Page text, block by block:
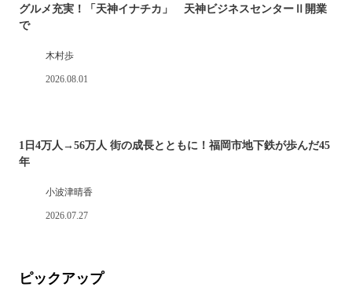
グルメ充実！「天神イナチカ」 天神ビジネスセンターⅡ開業
で
木村歩
2026.08.01
1日4万人→56万人 街の成長とともに！福岡市地下鉄が歩んだ45
年
小波津晴香
2026.07.27
ピックアップ